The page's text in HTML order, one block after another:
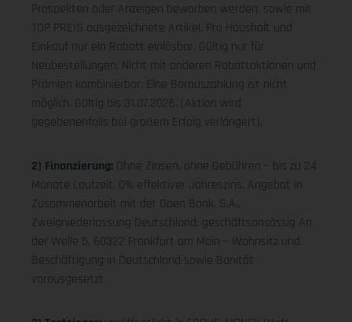
Prospekten oder Anzeigen beworben werden, sowie mit
TOP PREIS ausgezeichnete Artikel. Pro Haushalt und
Einkauf nur ein Rabatt einlösbar. Gültig nur für
Neubestellungen. Nicht mit anderen Rabattaktionen und
Prämien kombinierbar. Eine Barauszahlung ist nicht
möglich. Gültig bis 31.07.2026. (Aktion wird
gegebenenfalls bei großem Erfolg verlängert).
2) Finanzierung: Ohne Zinsen, ohne Gebühren – bis zu 24
Monate Laufzeit, 0% effektiver Jahreszins. Angebot in
Zusammenarbeit mit der Open Bank, S.A.,
Zweigniederlassung Deutschland, geschäftsansässig An
der Welle 5, 60322 Frankfurt am Main – Wohnsitz und
Beschäftigung in Deutschland sowie Bonität
vorausgesetzt